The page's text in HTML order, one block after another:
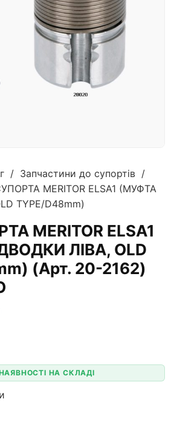
/ Запчастини до супортів /
MERITOR ELSA1 (МУФТА
TYPE/D48mm)
MERITOR ELSA1
ЛІВА, OLD
(Арт. 20-2162)
НА СКЛАДІ